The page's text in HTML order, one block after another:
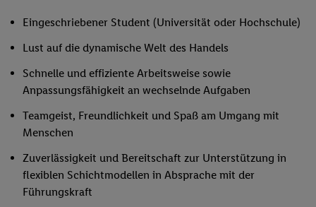
Eingeschriebener Student (Universität oder Hochschule)
Lust auf die dynamische Welt des Handels
Schnelle und effiziente Arbeitsweise sowie
Anpassungsfähigkeit an wechselnde Aufgaben
Teamgeist, Freundlichkeit und Spaß am Umgang mit
Menschen
Zuverlässigkeit und Bereitschaft zur Unterstützung in
flexiblen Schichtmodellen in Absprache mit der
Führungskraft